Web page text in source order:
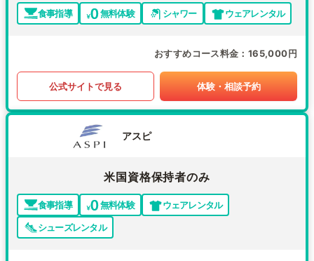
食事指導 無料体験 シャワー ウェアレンタル
おすすめコース料金 165,000円
公式サイトで見る 体験・相談予約
アスピ
米国資格保持者のみ
食事指導 無料体験
ウェアレンタル
シューズレンタル